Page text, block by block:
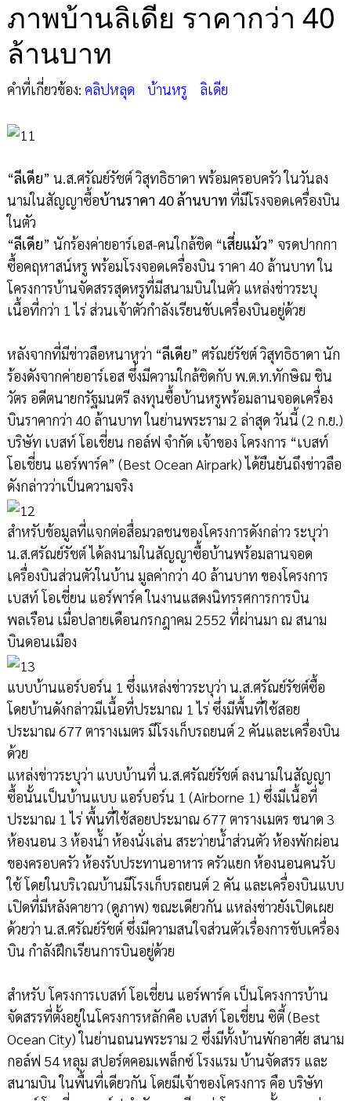
ภาพบ้านลิเดีย ราคากว่า 40
ล้านบาท
คำที่เกี่ยวข้อง: คลิปหลุด บ้านหรู ลิเดีย
“ลีเดีย” น.ส.ศรัณย์รัชต์ วิสุทธิธาดา พร้อมครอบครัว ในวันลง
นามในสัญญาซื้อบ้านราคา 40 ล้านบาท ที่มีโรงจอดเครื่องบิน
ในตัว
“ลีเดีย” นักร้องค่ายอาร์เอส-คนใกล้ชิด “เสี่ยแม้ว” จรดปากกา
ซื้อคฤหาสน์หรู พร้อมโรงจอดเครื่องบิน ราคา 40 ล้านบาท ใน
โครงการบ้านจัดสรรสุดหรูที่มีสนามบินในตัว แหล่งข่าวระบุ
เนื้อที่กว่า 1 ไร่ ส่วนเจ้าตัวกำลังเรียนขับเครื่องบินอยู่ด้วย
หลังจากที่มีข่าวลือหนาหูว่า “ลีเดีย” ศรัณย์รัชต์ วิสุทธิธาดา นัก
ร้องดังจากค่ายอาร์เอส ซึ่งมีความใกล้ชิดกับ พ.ต.ท.ทักษิณ ชิน
วัตร อดีตนายกรัฐมนตรี ลงทุนซื้อบ้านหรูพร้อมลานจอดเครื่อง
บินราคากว่า 40 ล้านบาท ในย่านพระราม 2 ล่าสุด วันนี้ (2 ก.ย.)
บริษัท เบสท์ โอเชี่ยน กอล์ฟ จำกัด เจ้าของ โครงการ “เบสท์
โอเชี่ยน แอร์พาร์ค” (Best Ocean Airpark) ได้ยืนยันถึงข่าวลือ
ดังกล่าวว่าเป็นความจริง
สำหรับข้อมูลที่แจกต่อสื่อมวลชนของโครงการดังกล่าว ระบุว่า
น.ส.ศรัณย์รัชต์ ได้ลงนามในสัญญาซื้อบ้านพร้อมลานจอด
เครื่องบินส่วนตัวในบ้าน มูลค่ากว่า 40 ล้านบาท ของโครงการ
เบสท์ โอเชี่ยน แอร์พาร์ค ในงานแสดงนิทรรศการการบิน
พลเรือน เมื่อปลายเดือนกรกฎาคม 2552 ที่ผ่านมา ณ สนาม
บินดอนเมือง
แบบบ้านแอร์บอร์น 1 ซึ่งแหล่งข่าวระบุว่า น.ส.ศรัณย์รัชต์ซื้อ
โดยบ้านดังกล่าวมีเนื้อที่ประมาณ 1 ไร่ ซึ่งมีพื้นที่ใช้สอย
ประมาณ 677 ตารางเมตร มีโรงเก็บรถยนต์ 2 คันและเครื่องบิน
ด้วย
แหล่งข่าวระบุว่า แบบบ้านที่ น.ส.ศรัณย์รัชต์ ลงนามในสัญญา
ซื้อนั้นเป็นบ้านแบบ แอร์บอร์น 1 (Airborne 1) ซึ่งมีเนื้อที่
ประมาณ 1 ไร่ พื้นที่ใช้สอยประมาณ 677 ตารางเมตร ขนาด 3
ห้องนอน 3 ห้องน้ำ ห้องนั่งเล่น สระว่ายน้ำส่วนตัว ห้องพักผ่อน
ของครอบครัว ห้องรับประทานอาหาร ครัวแยก ห้องนอนคนรับ
ใช้ โดยในบริเวณบ้านมีโรงเก็บรถยนต์ 2 คัน และเครื่องบินแบบ
เปิดที่มีหลังคายาว (ดูภาพ) ขณะเดียวกัน แหล่งข่าวยังเปิดเผย
ด้วยว่า น.ส.ศรัณย์รัชต์ ซึ่งมีความสนใจส่วนตัวเรื่องการขับเครื่อง
บิน กำลังฝึกเรียนการบินอยู่ด้วย
สำหรับ โครงการเบสท์ โอเชี่ยน แอร์พาร์ค เป็นโครงการบ้าน
จัดสรรที่ตั้งอยู่ในโครงการหลักคือ เบสท์ โอเชี่ยน ซิตี้ (Best
Ocean City) ในย่านถนนพระราม 2 ซึ่งมีทั้งบ้านพักอาศัย สนาม
กอล์ฟ 54 หลุม สปอร์ตคอมเพล็กซ์ โรงแรม บ้านจัดสรร และ
สนามบิน ในพื้นที่เดียวกัน โดยมีเจ้าของโครงการ คือ บริษัท